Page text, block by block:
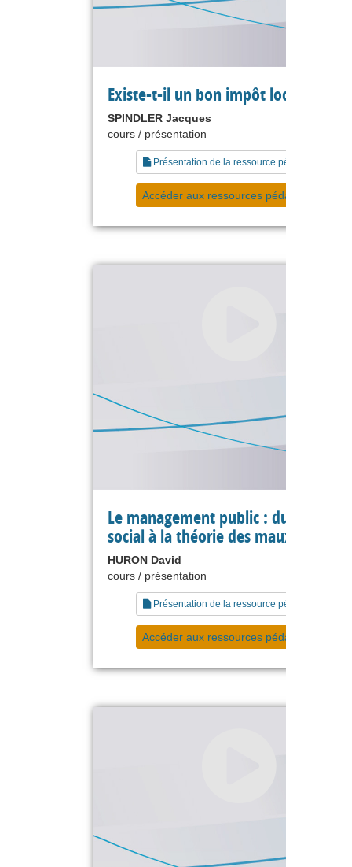
Existe-t-il un bon impôt local ?
SPINDLER Jacques
cours / présentation
Présentation de la ressource pédagogique
Accéder aux ressources pédagogiques
Le management public : du bien être
social à la théorie des maux publics
HURON David
cours / présentation
Présentation de la ressource pédagogique
Accéder aux ressources pédagogiques